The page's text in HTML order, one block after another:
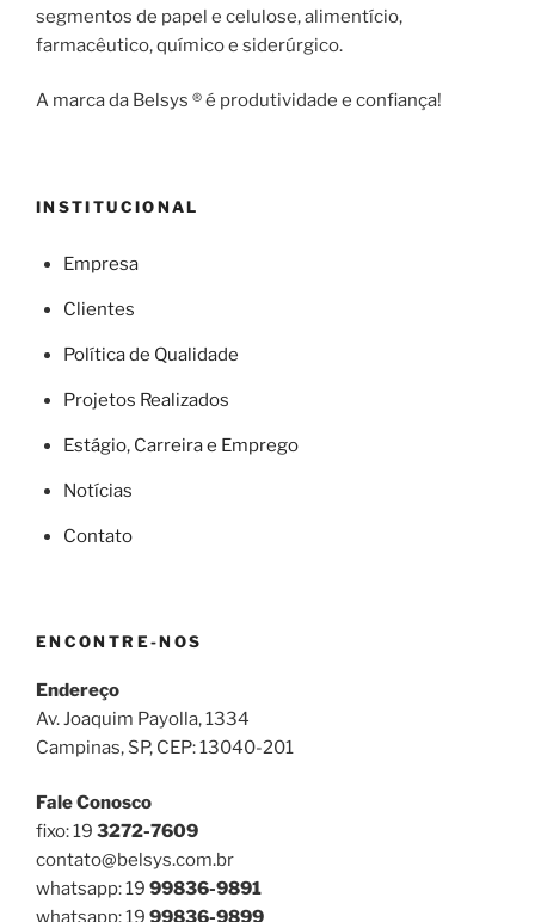
segmentos de papel e celulose, alimentício,
farmacêutico, químico e siderúrgico.
A marca da Belsys ® é produtividade e confiança!
INSTITUCIONAL
Empresa
Clientes
Política de Qualidade
Projetos Realizados
Estágio, Carreira e Emprego
Notícias
Contato
ENCONTRE-NOS
Endereço
Av. Joaquim Payolla, 1334
Campinas, SP, CEP: 13040-201
Fale Conosco
fixo: 19 3272-7609
contato@belsys.com.br
whatsapp: 19 99836-9891
whatsapp: 19 99836-9899